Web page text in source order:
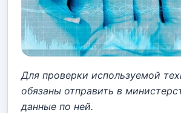
Для проверки используемой
обязаны отправить в
данные по ней.